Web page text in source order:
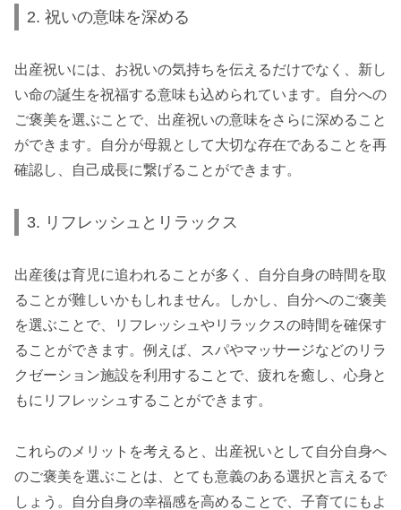
2. 祝いの意味を深める
出産祝いには、お祝いの気持ちを伝えるだけでなく、新し
い命の誕生を祝福する意味も込められています。自分への
ご褒美を選ぶことで、出産祝いの意味をさらに深めること
ができます。自分が母親として大切な存在であることを再
確認し、自己成長に繋げることができます。
3. リフレッシュとリラックス
出産後は育児に追われることが多く、自分自身の時間を取
ることが難しいかもしれません。しかし、自分へのご褒美
を選ぶことで、リフレッシュやリラックスの時間を確保す
ることができます。例えば、スパやマッサージなどのリラ
クゼーション施設を利用することで、疲れを癒し、心身と
もにリフレッシュすることができます。
これらのメリットを考えると、出産祝いとして自分自身へ
のご褒美を選ぶことは、とても意義のある選択と言えるで
しょう。自分自身の幸福感を高めることで、子育てにもよ